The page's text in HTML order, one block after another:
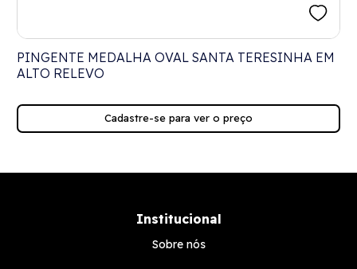
PINGENTE MEDALHA OVAL SANTA TERESINHA EM
ALTO RELEVO
Cadastre-se para ver o preço
Institucional
Sobre nós